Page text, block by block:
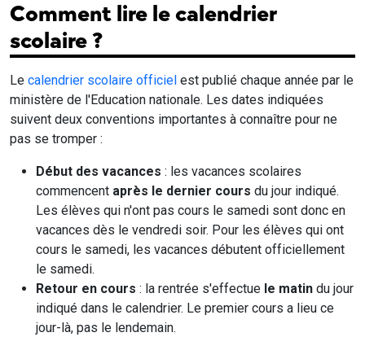
Comment lire le calendrier
scolaire ?
Le calendrier scolaire officiel est publié chaque année par le
ministère de l'Education nationale. Les dates indiquées
suivent deux conventions importantes à connaître pour ne
pas se tromper :
Début des vacances : les vacances scolaires
commencent après le dernier cours du jour indiqué.
Les élèves qui n'ont pas cours le samedi sont donc en
vacances dès le vendredi soir. Pour les élèves qui ont
cours le samedi, les vacances débutent officiellement
le samedi.
Retour en cours : la rentrée s'effectue le matin du jour
indiqué dans le calendrier. Le premier cours a lieu ce
jour-là, pas le lendemain.